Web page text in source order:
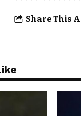
Share This